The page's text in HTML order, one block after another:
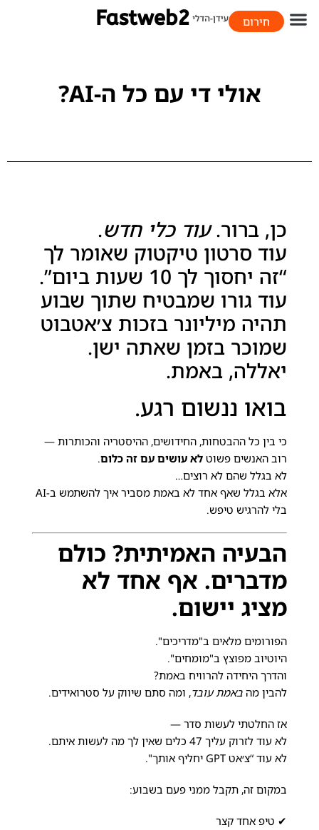
חירום
אולי די עם כל ה-AI?
כן, ברור.עוד כלי חדש.
עוד סרטון טיקטוק שאומר לך
“זה יחסוך לך 10 שעות ביום”.
עוד גורו שמבטיח שתוך שבוע
תהיה מיליונר בזכות צ׳אטבוט
שמוכר בזמן שאתה ישן.
יאללה, באמת.
בואו ננשום רגע.
כי בין כל ההבטחות, החידושים, ההיסטריה והכותרות —
רוב האנשים פשוט לא עושים עם זה כלום.
לא בגלל שהם לא רוצים…
אלא בגלל שאף אחד לא באמת מסביר איך להשתמש ב-AI
בלי להרגיש טיפש.
הבעיה האמיתית? כולם
מדברים. אף אחד לא
מציג יישום.
הפורומים מלאים ב"מדריכים".
היוטיוב מפוצץ ב"מומחים".
והדרך היחידה להרוויח באמת?
להבין מה באמת עובד, ומה סתם שיווק על סטרואידים.
אז החלטתי לעשות סדר —
לא עוד לזרוק עליך 47 כלים שאין לך מה לעשות איתם.
לא עוד “צ׳אט GPT יחליף אותך".
במקום זה, תקבל ממני פעם בשבוע:
✔ טיפ אחד קצר